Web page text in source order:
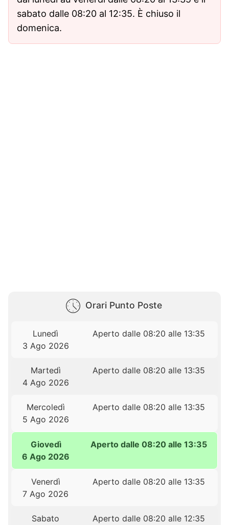
sabato dalle 08:20 al 12:35. È chiuso il
domenica.
Orari Punto Poste
Lunedì
3 Ago 2026
Aperto dalle 08:20 alle 13:35
Martedì
4 Ago 2026
Aperto dalle 08:20 alle 13:35
Mercoledì
5 Ago 2026
Aperto dalle 08:20 alle 13:35
Giovedì
6 Ago 2026
Aperto dalle 08:20 alle 13:35
Venerdì
7 Ago 2026
Aperto dalle 08:20 alle 13:35
Sabato
Aperto dalle 08:20 alle 12:35